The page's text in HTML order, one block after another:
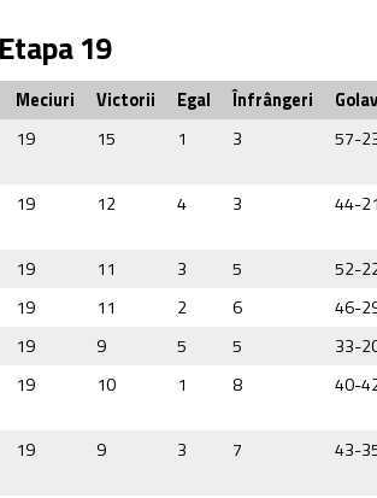
19
Meciuri Victorii Egal Înfrângeri
19 15 1 3 57-
19 12 4 3 44-
19 11 3 5
52-
19 11 2 6
46-
19 9 5 5
33-
19 10 1 8 40-
19 9 3 7 43-